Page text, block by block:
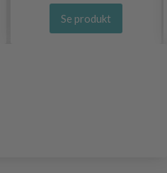
Se produkt